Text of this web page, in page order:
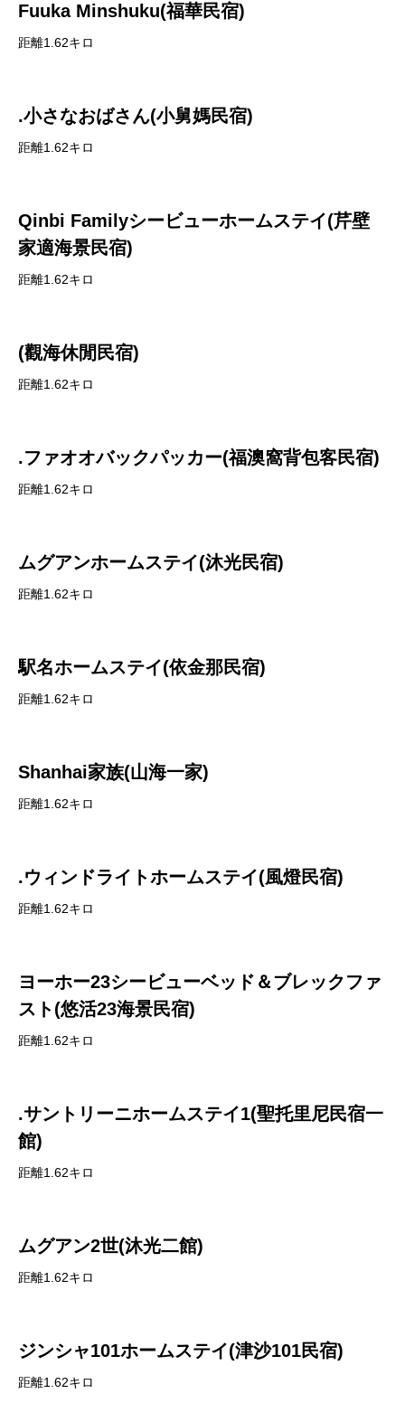
Fuuka Minshuku(福華民宿)
距離1.62キロ
.小さなおばさん(小舅媽民宿)
距離1.62キロ
Qinbi Familyシービューホームステイ(芹壁
家適海景民宿)
距離1.62キロ
(觀海休閒民宿)
距離1.62キロ
.ファオオバックパッカー(福澳窩背包客民宿)
距離1.62キロ
ムグアンホームステイ(沐光民宿)
距離1.62キロ
駅名ホームステイ(依金那民宿)
距離1.62キロ
Shanhai家族(山海一家)
距離1.62キロ
.ウィンドライトホームステイ(風燈民宿)
距離1.62キロ
ヨーホー23シービューベッド＆ブレックファ
スト(悠活23海景民宿)
距離1.62キロ
.サントリーニホームステイ1(聖托里尼民宿一
館)
距離1.62キロ
ムグアン2世(沐光二館)
距離1.62キロ
ジンシャ101ホームステイ(津沙101民宿)
距離1.62キロ